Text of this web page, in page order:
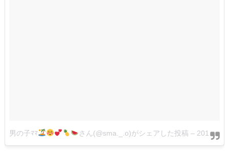
男の子ﾏﾏ さん(@sma._.o)がシェアした投稿 – 2018年 7月月5日午前4時32分PDT